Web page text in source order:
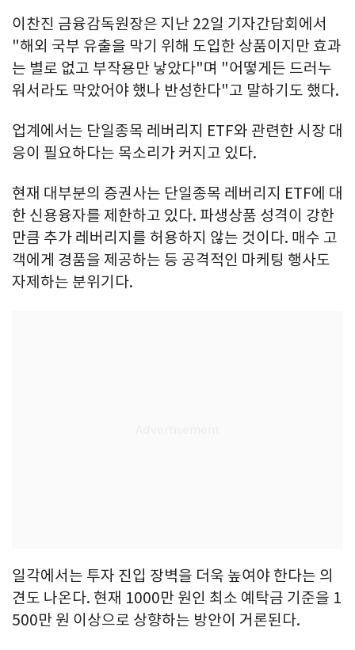
이찬진 금융감독원장은 지난 22일 기자간담회에서
"해외 국부 유출을 막기 위해 도입한 상품이지만 효과
는 별로 없고 부작용만 낳았다"며 "어떻게든 드러누
워서라도 막았어야 했나 반성한다"고 말하기도 했다.
업계에서는 단일종목 레버리지 ETF와 관련한 시장 대
응이 필요하다는 목소리가 커지고 있다.
현재 대부분의 증권사는 단일종목 레버리지 ETF에 대
한 신용융자를 제한하고 있다. 파생상품 성격이 강한
만큼 추가 레버리지를 허용하지 않는 것이다. 매수 고
객에게 경품을 제공하는 등 공격적인 마케팅 행사도
자제하는 분위기다.
일각에서는 투자 진입 장벽을 더욱 높여야 한다는 의
견도 나온다. 현재 1000만 원인 최소 예탁금 기준을 1
500만 원 이상으로 상향하는 방안이 거론된다.